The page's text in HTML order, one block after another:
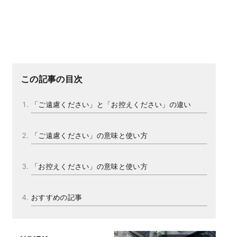
この記事の目次
「ご遠慮ください」と「お控えください」の違い
「ご遠慮ください」の意味と使い方
「お控えください」の意味と使い方
おすすめの記事